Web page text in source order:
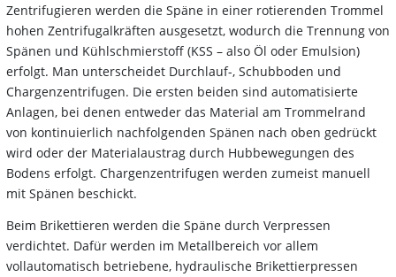
Zentrifugieren werden die Späne in einer rotierenden Trommel
hohen Zentrifugalkräften ausgesetzt, wodurch die Trennung von
Spänen und Kühlschmierstoff (KSS – also Öl oder Emulsion)
erfolgt. Man unterscheidet Durchlauf-, Schubboden und
Chargenzentrifugen. Die ersten beiden sind automatisierte
Anlagen, bei denen entweder das Material am Trommelrand
von kontinuierlich nachfolgenden Spänen nach oben gedrückt
wird oder der Materialaustrag durch Hubbewegungen des
Bodens erfolgt. Chargenzentrifugen werden zumeist manuell
mit Spänen beschickt.
Beim Brikettieren werden die Späne durch Verpressen
verdichtet. Dafür werden im Metallbereich vor allem
vollautomatisch betriebene, hydraulische Brikettierpressen